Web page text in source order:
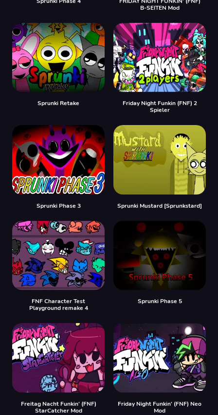
B-SEITEN Mod
Sprunki Retake
Friday Night Funkin (FNF) 2
Spieler
Sprunki Phase 3 Sprunki Mustard [Sprunkstard]
FNF Character Test
Playground remake 4
Sprunki Phase 5
Freitag Nacht Funkin' (FNF)
StarCatcher Mod
Friday Night Funkin' (FNF) Neo
Mod